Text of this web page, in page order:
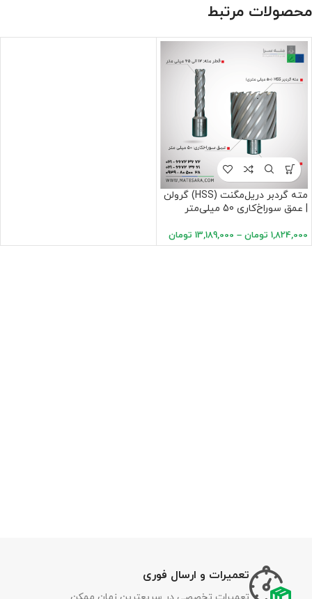
محصولات مرتبط
مته گردبر دریل‌مگنت (HSS) گرولن
| عمق سوراخ‌کاری 50 میلی‌متر
1,824,000 تومان –
13,189,000 تومان
تعمیرات و ارسال فوری